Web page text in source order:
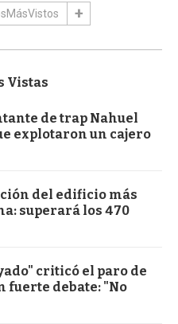
Vistas
de trap Nahuel
explotaron un cajero
del edificio más
superará los 470
criticó el paro de
fuerte debate: "No